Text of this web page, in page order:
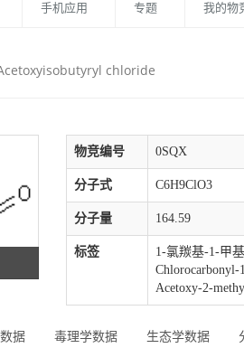
手机应用 专题 我的物
chloride
物竞编号 0SQX
分子式 C6H9ClO3
分子量 164.59
标签
1-氯羰基-1-甲
Chlorocarbonyl-
Acetoxy-2-
据 毒理学数据 生态学数据